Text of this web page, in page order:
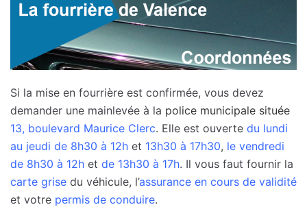
Si la mise en fourrière est confirmée, vous devez
demander une mainlevée à la police municipale située
13, boulevard Maurice Clerc. Elle est ouverte du lundi
au jeudi de 8h30 à 12h et 13h30 à 17h30, le vendredi
de 8h30 à 12h et de 13h30 à 17h. Il vous faut fournir la
carte grise du véhicule, l’assurance en cours de validité
et votre permis de conduire.